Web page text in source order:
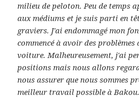
milieu de peloton. Peu de temps
aux médiums et je suis parti en
graviers. J'ai endommagé mon
commencé à avoir des
voiture. Malheureusement, j'ai
positions mais nous allons
nous assurer que nous sommes
meilleur travail possible à